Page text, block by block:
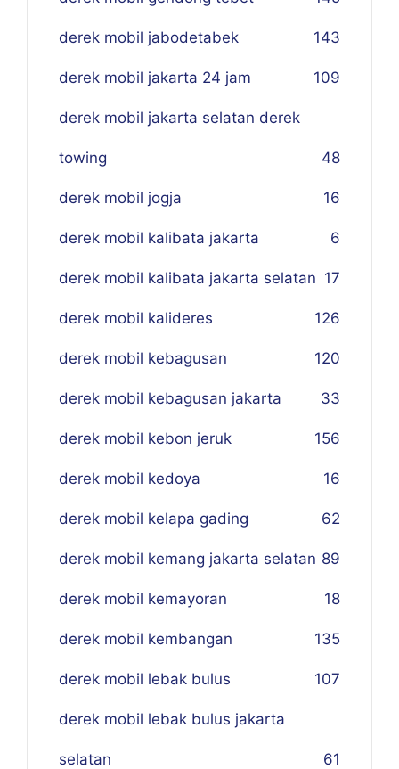
derek mobil jabodetabek 143
derek mobil jakarta 24 jam 109
derek mobil jakarta selatan derek
towing 48
derek mobil jogja 16
derek mobil kalibata jakarta 6
derek mobil kalibata jakarta selatan 17
derek mobil kalideres 126
derek mobil kebagusan 120
derek mobil kebagusan jakarta 33
derek mobil kebon jeruk 156
derek mobil kedoya 16
derek mobil kelapa gading 62
derek mobil kemang jakarta selatan 89
derek mobil kemayoran 18
derek mobil kembangan 135
derek mobil lebak bulus 107
derek mobil lebak bulus jakarta
selatan 61